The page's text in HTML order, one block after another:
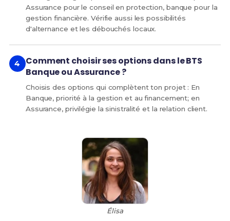
Assurance pour le conseil en protection, banque pour la
gestion financière. Vérifie aussi les possibilités
d'alternance et les débouchés locaux.
Comment choisir ses options dans le BTS
Banque ou Assurance ?
Choisis des options qui complètent ton projet : En
Banque, priorité à la gestion et au financement; en
Assurance, privilégie la sinistralité et la relation client.
Élisa